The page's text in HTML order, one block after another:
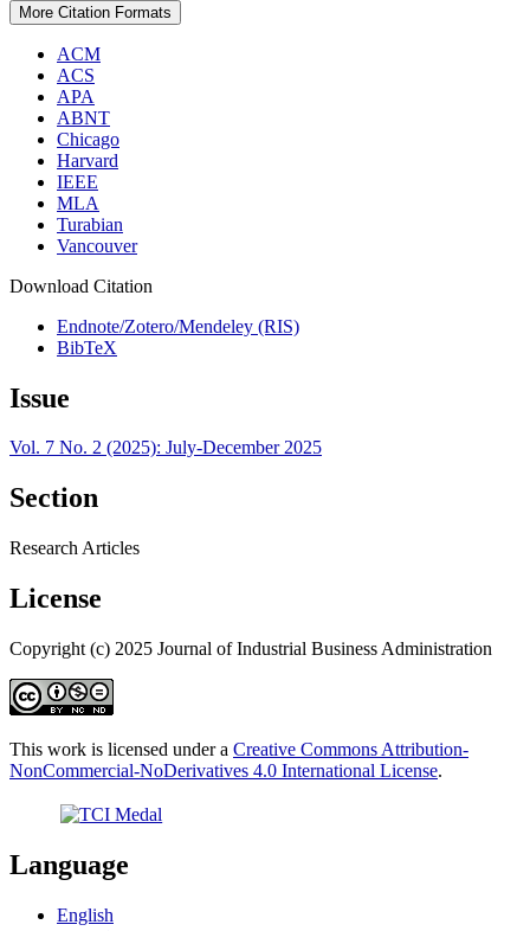
More Citation Formats
ACM
ACS
APA
ABNT
Chicago
Harvard
IEEE
MLA
Turabian
Vancouver
Download Citation
Endnote/Zotero/Mendeley (RIS)
BibTeX
Issue
Vol. 7 No. 2 (2025): July-December 2025
Section
Research Articles
License
Copyright (c) 2025 Journal of Industrial Business Administration
This work is licensed under a Creative Commons Attribution-
NonCommercial-NoDerivatives 4.0 International License.
Language
English